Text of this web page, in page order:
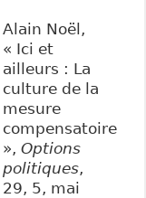
Alain Noël,
« Ici et
ailleurs : La
culture de la
mesure
compensatoire
»,Options
politiques,
29, 5, mai